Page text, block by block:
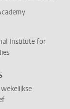
Institute for